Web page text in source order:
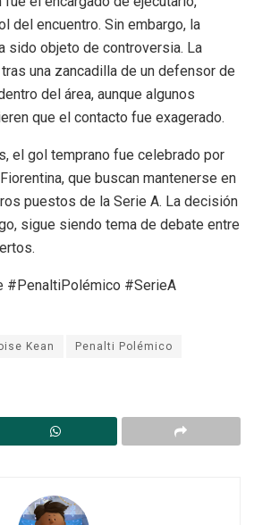
del encuentro. Sin embargo, la
sido objeto de controversia. La
una zancadilla de un defensor de
del área, aunque algunos
que el contacto fue exagerado.
el gol temprano fue celebrado por
que buscan mantenerse en
puestos de la Serie A. La decisión
sigue siendo tema de debate entre
#PenaltiPolémico #SerieA
Kean
Penalti Polémico